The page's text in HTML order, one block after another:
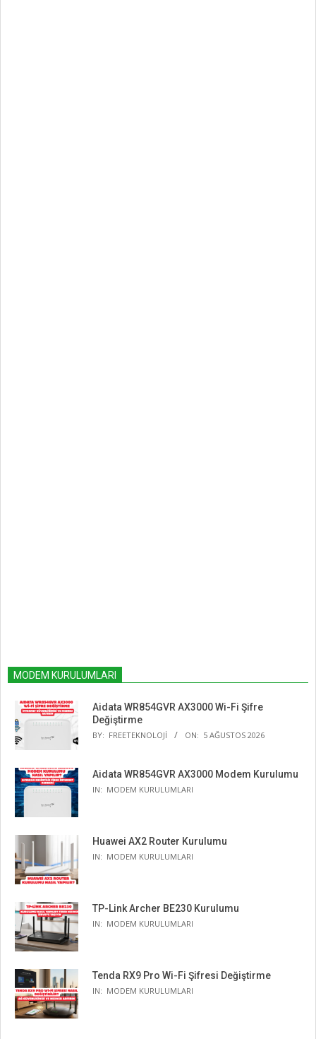
MODEM KURULUMLARI
Aidata WR854GVR AX3000 Wi-Fi Şifre
Değiştirme
BY: FREETEKNOLOJI ON: 5 AĞUSTOS 2026
Aidata WR854GVR AX3000 Modem Kurulumu
IN: MODEM KURULUMLARI
Huawei AX2 Router Kurulumu
IN: MODEM KURULUMLARI
TP-Link Archer BE230 Kurulumu
IN: MODEM KURULUMLARI
Tenda RX9 Pro Wi-Fi Şifresi Değiştirme
IN: MODEM KURULUMLARI